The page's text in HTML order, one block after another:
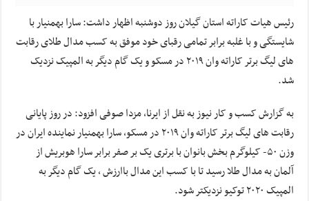
رئیس هیات کاراته استان گیلان روز دوشنبه اظهار داشت: سارا بهمنیار با
شایستگی و با غلبه برابر تمامی رقبای خود موفق به کسب مدال طلای رقابت
های لیگ برتر کاراته وان ۲۰۱۹ در مسکو و یک گام دیگر به المپیک نزدیک
شد.
به گزارش کسب و کار نیوز به نقل از ایرنا، مزدا صوفی افزود: در روز پایانی
رقابت های لیگ برتر کاراته وان ۲۰۱۹ در مسکو، سارا بهمنیار نماینده ایران در
وزن ۵۰- کیلوگرم بخش بانوان با برتری یک بر صفر برابر سارا هوبریش از
آلمان به مدال طلا رسید تا با کسب این مدال باارزش ، یک گام دیگر به
المپیک ۲۰۲۰ توکیو نزدیکتر شود.